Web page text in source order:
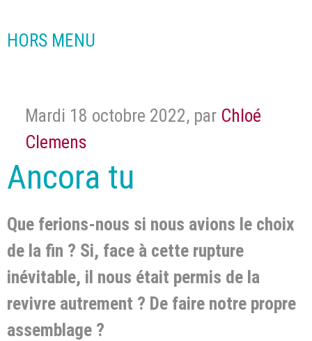
HORS MENU
Mardi 18 octobre 2022, par Chloé
Clemens
Ancora tu
Que ferions-nous si nous avions le choix
de la fin ? Si, face à cette rupture
inévitable, il nous était permis de la
revivre autrement ? De faire notre propre
assemblage ?